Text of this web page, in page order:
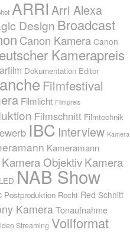
ARRI Arri Alexa
Design Broadcast
Canon Kamera Canon
Kamerapreis
Dokumentation Editor
Filmfestival
Filmlicht Filmpreis
Filmschnitt Filmtechnik
IBC Interview Kamera
Kameramann
Kamera ObjektivKamera
LED NAB Show
Postproduktion Recht Red Schnitt
KameraTonaufnahme
Streaming Vollformat